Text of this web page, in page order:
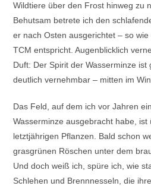
Wildtiere über den Frost hinweg zu
Behutsam betrete ich den
er nach Osten ausgerichtet – so
TCM entspricht. Augenblicklich
Duft: Der Spirit der Wasserminze ist
deutlich vernehmbar – mitten im
Das Feld, auf dem ich vor Jahren
Wasserminze ausgebracht habe,
letztjährigen Pflanzen. Bald schon
grasgrünen Röschen unter dem
Und doch weiß ich, spüre ich, wie
Schlehen und Brennnesseln, die